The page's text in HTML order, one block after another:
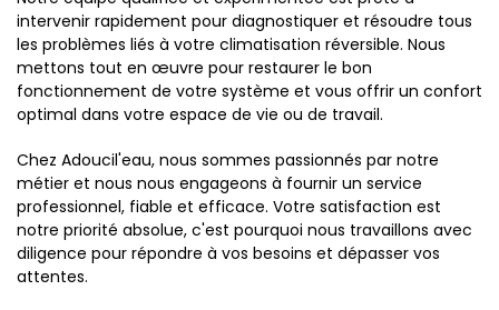
intervenir rapidement pour diagnostiquer et résoudre tous
les problèmes liés à votre climatisation réversible. Nous
mettons tout en œuvre pour restaurer le bon
fonctionnement de votre système et vous offrir un confort
optimal dans votre espace de vie ou de travail.
Chez Adoucil'eau, nous sommes passionnés par notre
métier et nous nous engageons à fournir un service
professionnel, fiable et efficace. Votre satisfaction est
notre priorité absolue, c'est pourquoi nous travaillons avec
diligence pour répondre à vos besoins et dépasser vos
attentes.